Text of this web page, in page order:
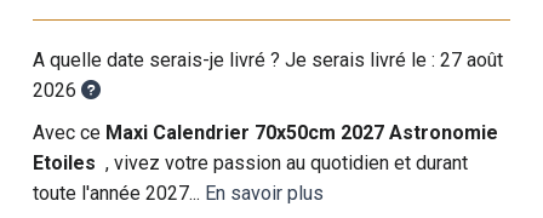
A quelle date serais-je livré ? Je serais livré le :27 août
2026
Avec ce Maxi Calendrier 70x50cm 2027 Astronomie
Etoiles, vivez votre passion au quotidien et durant
toute l'année 2027... En savoir plus